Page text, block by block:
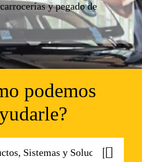
y pegado de
podemos